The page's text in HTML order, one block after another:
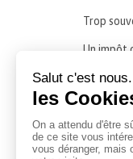
Trop
Un impôt
Dans cet
et de
Bien sûr,